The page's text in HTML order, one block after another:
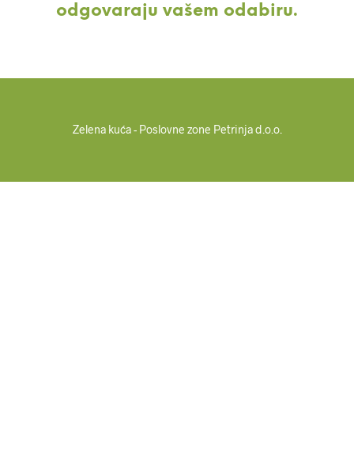
odgovaraju vašem odabiru.
Zelena kuća - Poslovne zone Petrinja d.o.o.